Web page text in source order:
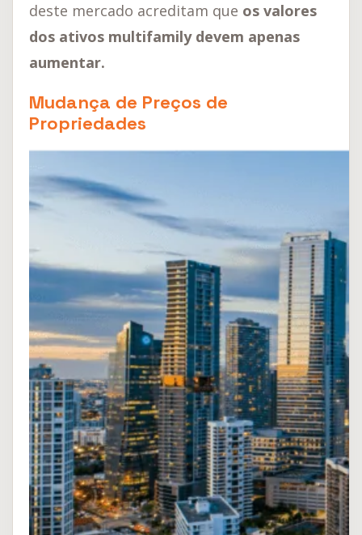
deste mercado acreditam que os valores
dos ativos multifamily devem apenas
aumentar.
Mudança de Preços de
Propriedades